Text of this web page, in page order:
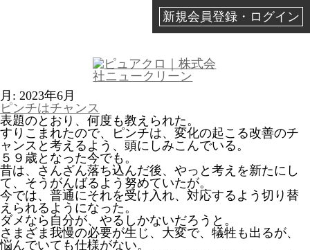
新規会員登録・ログイン
月: 2023年6月
ピンチはチャンス
表題のとおり、何度も教えられた。
すりこまれたので、ピンチは、変化の起こる改善のチ
ャンスと考えるよう、頭にしみこんでいる。
５９歳となった今でも。
昔は、さんざん落ち込んだ後、やっと考えを新たにし
て、そうがんばるよう努めていたが。
今では、普通にそれを受け入れ、対応するよう切り替
えられるようになった。
ダメなら自分が、やるしかないだろうと。
さまざま我慢の必要が生じ、大変で、犠牲も出るが、
悩んでいても仕様がない。